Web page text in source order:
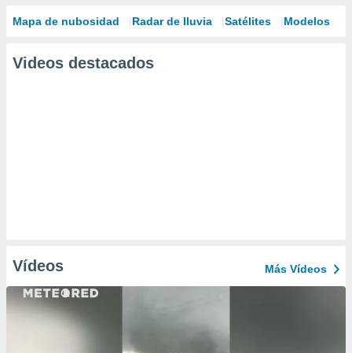
Mapa de nubosidad Radar de lluvia Satélites Modelos
Videos destacados
Vídeos Más Vídeos